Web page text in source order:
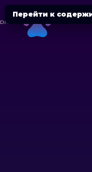
Перейти к
DIGITAL